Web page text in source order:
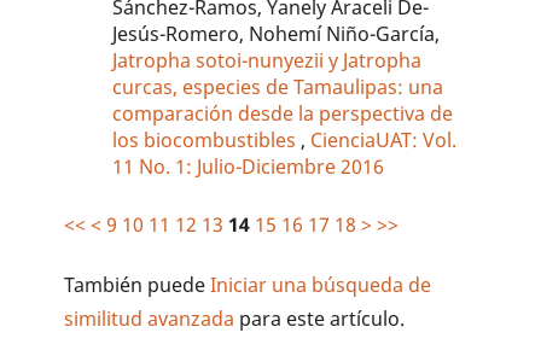
Sánchez-Ramos, Yanely Araceli De-
Jesús-Romero, Nohemí Niño-García,
Jatropha sotoi-nunyezii y Jatropha
curcas, especies de Tamaulipas: una
comparación desde la perspectiva de
los biocombustibles , CienciaUAT: Vol.
11 No. 1: Julio-Diciembre 2016
<< < 9 10 11 12 13 14 15 16 17 18 > >>
También puedeIniciar una búsqueda de
similitud avanzada para este artículo.